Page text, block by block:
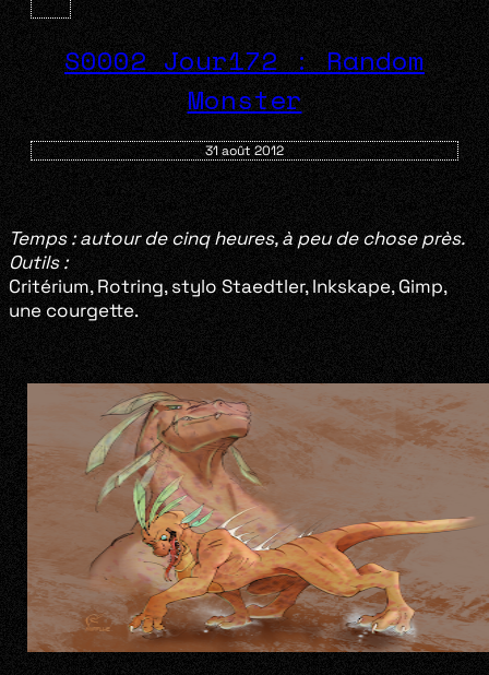
S0002 Jour172 : Random
Monster
31 août 2012
Temps : autour de cinq heures, à peu de chose près.
Outils :
Critérium, Rotring, stylo Staedtler, Inkskape, Gimp,
une courgette.